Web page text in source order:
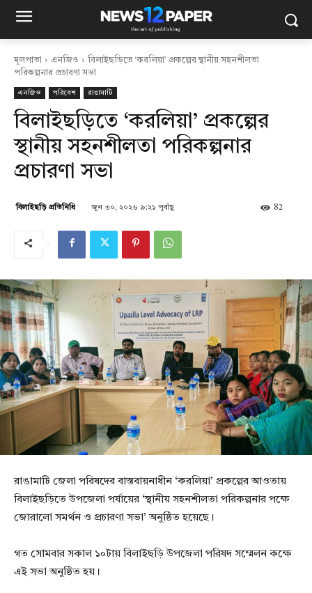
মূলপাতা এনজিও
বিলাইছড়িতে ‘করলিয়া’ প্রকল্পের স্থানীয় সহনশীলতা
পরিকল্পনার প্রচারণা সভা
এনজিও পরিবেশ রাঙামাটি
বিলাইছড়িতে ‘করলিয়া’ প্রকল্পের
স্থানীয় সহনশীলতা পরিকল্পনার
প্রচারণা সভা
বিলাইছড়ি প্রতিনিধি জুন ৩০, ২০২৬ ৯:২১ পূর্বাহ্ণ 82
রাঙামাটি জেলা পরিষদের বাস্তবায়নাধীন ‘করলিয়া’ প্রকল্পের আওতায়
বিলাইছড়িতে উপজেলা পর্যায়ের ‘স্থানীয় সহনশীলতা পরিকল্পনার পক্ষে
জোরালো সমর্থন ও প্রচারণা সভা’ অনুষ্ঠিত হয়েছে।
গত সোমবার সকাল ১০টায় বিলাইছড়ি উপজেলা পরিষদ সম্মেলন কক্ষে
এই সভা অনুষ্ঠিত হয়।